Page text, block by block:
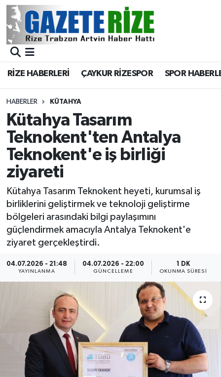
RİZE HABERLERİ ÇAYKUR RİZESPOR SPOR
HABERLER KÜTAHYA
Kütahya Tasarım
Teknokent'ten Antalya
Teknokent'e iş birliği
ziyareti
Kütahya Tasarım Teknokent heyeti, kurumsal iş
birliklerini geliştirmek ve teknoloji geliştirme
bölgeleri arasındaki bilgi paylaşımını
güçlendirmek amacıyla Antalya Teknokent'e
ziyaret gerçekleştirdi.
04.07.2026 - 21:48
YAYINLANMA
04.07.2026 - 22:00
GÜNCELLEME
1 DK
OKUNMA SÜRESI
BÖLGEMİZ
Asayiş
Rize Jandarma Komutanlığı
Bilim Teknoloji
Advertising news
Canlı Maç
ÇEVRE
Dış Haberler
Dünya
EĞİTİM
EKONOMİ
English News
Merkez Nöbetçi Eczaneler
Merkez Trafik Yoğunluk Haritası
Süper Lig Puan Durumu ve Fikstür
Tüm Manşetler
Son Dakika Haberleri
Haber Arşivi